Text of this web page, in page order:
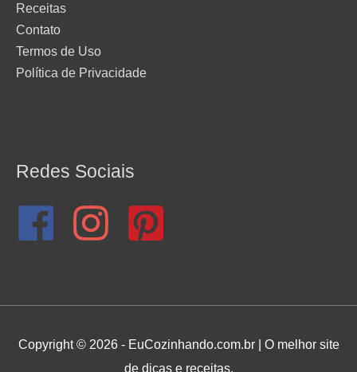
Receitas
Contato
Termos de Uso
Política de Privacidade
Redes Sociais
Copyright © 2026 - EuCozinhando.com.br | O melhor site
de dicas e receitas.